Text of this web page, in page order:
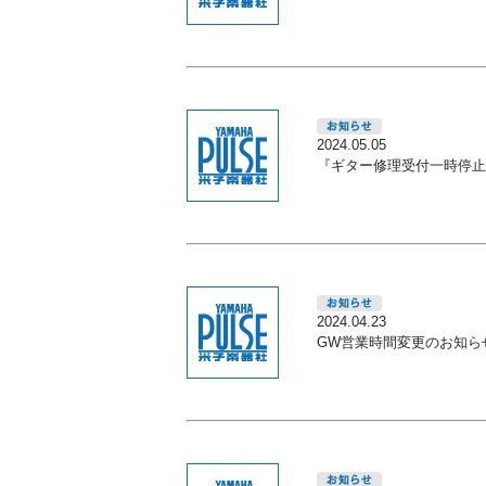
2024.05.05
『ギター修理受付一時停
2024.04.23
GW営業時間変更のお知ら